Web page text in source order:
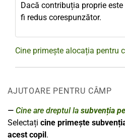
Dacă contribuția proprie
fi redus corespunzător.
Cine primește alocația pentru
AJUTOARE PENTRU CÂMP
Cine are dreptul la subvenția
Selectați cine primește
acest copil.